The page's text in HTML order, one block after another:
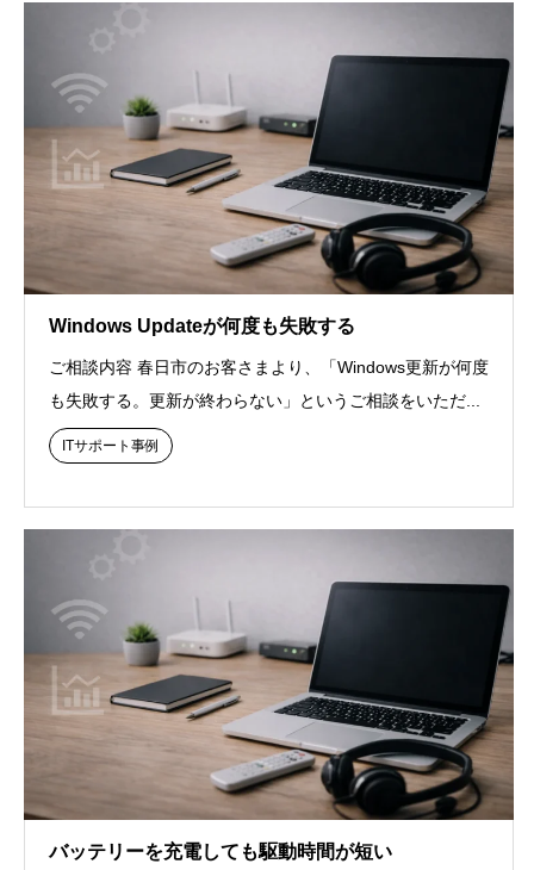
Windows Updateが何度も失敗する
ご相談内容 春日市のお客さまより、「Windows更新が何度
も失敗する。更新が終わらない」というご相談をいただ...
ITサポート事例
バッテリーを充電しても駆動時間が短い